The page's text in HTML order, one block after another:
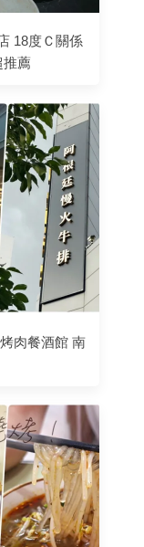
18度Ｃ關係
推薦
肉餐酒館 南